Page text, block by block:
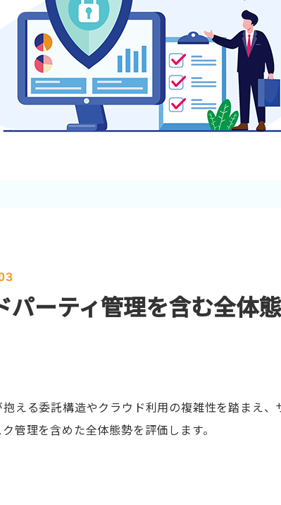
パーティ管理を含む全体
える委託構造やクラウド利用の複雑性を踏まえ、
管理を含めた全体態勢を評価します。